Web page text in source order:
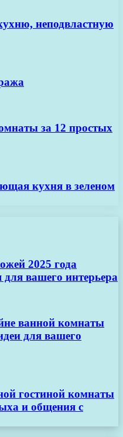
неподвластную
за 12 простых
кухня в зеленом
2025 года
вашего интерьера
ванной комнаты
для вашего
гостиной комнаты
и общения с